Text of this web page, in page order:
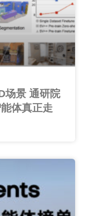
场景 通研院
体真正走